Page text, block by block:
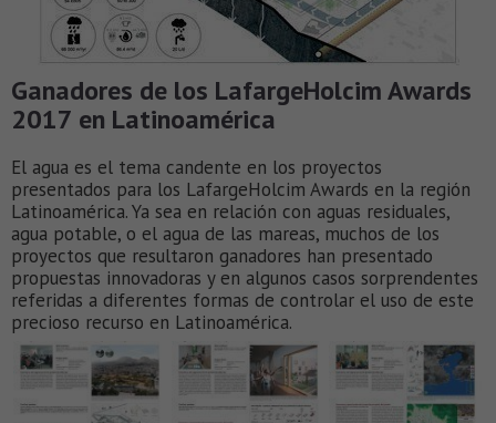
Ganadores de los LafargeHolcim Awards
2017 en Latinoamérica
El agua es el tema candente en los proyectos
presentados para los LafargeHolcim Awards en la región
Latinoamérica. Ya sea en relación con aguas residuales,
agua potable, o el agua de las mareas, muchos de los
proyectos que resultaron ganadores han presentado
propuestas innovadoras y en algunos casos sorprendentes
referidas a diferentes formas de controlar el uso de este
precioso recurso en Latinoamérica.